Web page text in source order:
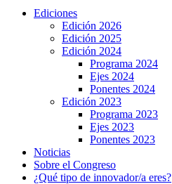
Ediciones
Edición 2026
Edición 2025
Edición 2024
Programa 2024
Ejes 2024
Ponentes 2024
Edición 2023
Programa 2023
Ejes 2023
Ponentes 2023
Noticias
Sobre el Congreso
¿Qué tipo de innovador/a eres?